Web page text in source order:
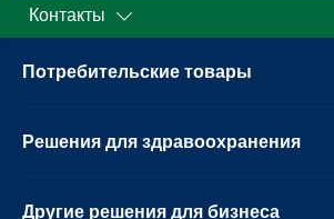
Контакты
Потребительские товары
Решения для здравоохранения
Другие решения для бизнеса